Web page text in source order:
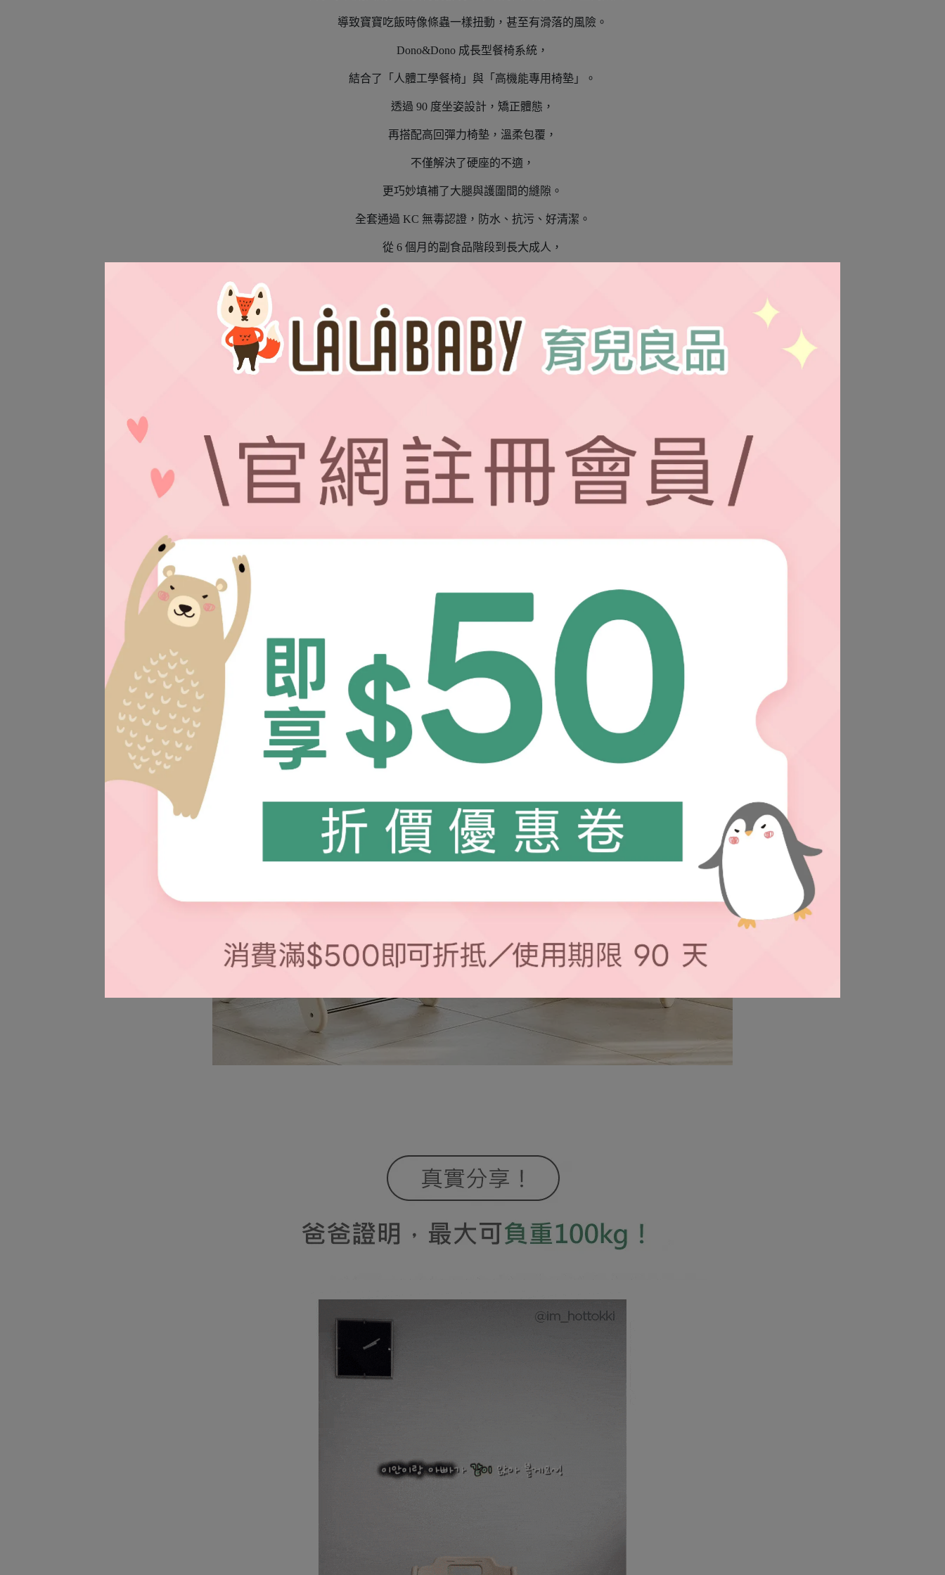
導致寶寶吃飯時像條蟲一樣扭動，甚至有滑落的風險。
Dono&Dono 成長型餐椅系統，
結合了「人體工學餐椅」與「高機能專用椅墊」。
透過 90 度坐姿設計，矯正體態，
再搭配高回彈力椅墊，溫柔包覆，
不僅解決了硬座的不適，
更巧妙填補了大腿與護圍間的縫隙。
全套通過 KC 無毒認證，防水、抗污、好清潔。
從 6 個月的副食品階段到長大成人，